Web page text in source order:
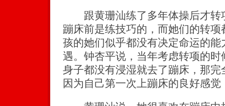
跟黄珊汕练了多年体操后才转
蹦床前是练技巧的，而她们的转
孩的她们似乎都没有决定命运的
遇。钟杏平说，当年考虑转项的
身子都没有浸湿就去了蹦床，那
因为自己第一次上蹦床的良好感